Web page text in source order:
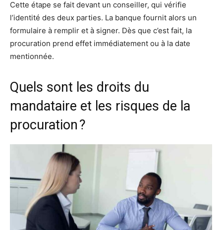
Cette étape se fait devant un conseiller, qui vérifie
l’identité des deux parties. La banque fournit alors un
formulaire à remplir et à signer. Dès que c’est fait, la
procuration prend effet immédiatement ou à la date
mentionnée.
Quels sont les droits du
mandataire et les risques de la
procuration ?